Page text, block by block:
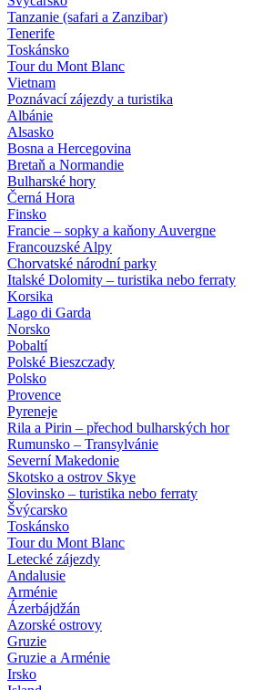
Tanzanie (safari a Zanzibar)
Tenerife
Toskánsko
Tour du Mont Blanc
Vietnam
Poznávací zájezdy a turistika
Albánie
Alsasko
Bosna a Hercegovina
Bretaň a Normandie
Bulharské hory
Černá Hora
Finsko
Francie – sopky a kaňony Auvergne
Francouzské Alpy
Chorvatské národní parky
Italské Dolomity – turistika nebo ferraty
Korsika
Lago di Garda
Norsko
Pobaltí
Polské Bieszczady
Polsko
Provence
Pyreneje
Rila a Pirin – přechod bulharských hor
Rumunsko – Transylvánie
Severní Makedonie
Skotsko a ostrov Skye
Slovinsko – turistika nebo ferraty
Švýcarsko
Toskánsko
Tour du Mont Blanc
Letecké zájezdy
Andalusie
Arménie
Ázerbájdžán
Azorské ostrovy
Gruzie
Gruzie a Arménie
Irsko